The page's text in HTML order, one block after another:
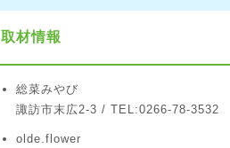
取材情報
総菜みやび
諏訪市末広2-3 / TEL:0266-78-3532
olde.flower